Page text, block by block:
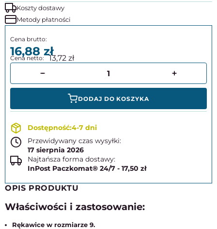
Koszty dostawy
Metody płatności
16,88 13,72
DODAJ DO KOSZYKA
4-7 dni
Przewidywany czas wysyłki:
17 sierpnia 2026
Najtańsza forma dostawy:
InPost Paczkomat® 24/7 - 17,50 zł
OPIS PRODUKTU
Właściwości i zastosowanie:
Rękawice w rozmiarze 9.